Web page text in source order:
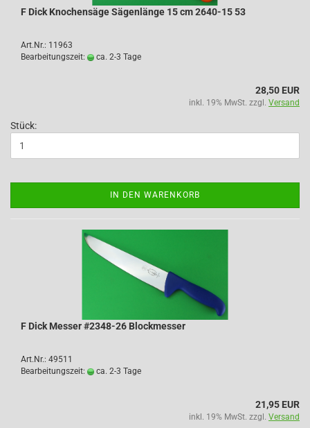
F Dick Knochensäge Sägenlänge 15 cm 2640-15 53
Art.Nr.: 11963
Bearbeitungszeit:
ca. 2-3 Tage
28,50 EUR
inkl. 19% MwSt. zzgl. Versand
Stück:
IN DEN WARENKORB
F Dick Messer #2348-26 Blockmesser
Art.Nr.: 49511
Bearbeitungszeit:
ca. 2-3 Tage
21,95 EUR
inkl. 19% MwSt. zzgl. Versand